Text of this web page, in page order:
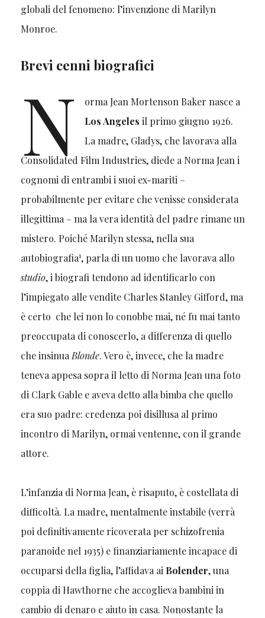
globali del fenomeno: l’invenzione di Marilyn
Monroe.
Brevi cenni biografici
N
orma Jean Mortenson Baker nasce a
Los Angeles il primo giugno 1926.
La madre, Gladys, che lavorava alla
Consolidated Film Industries, diede a Norma Jean i
cognomi di entrambi i suoi ex-mariti –
probabilmente per evitare che venisse considerata
illegittima – ma la vera identità del padre rimane un
mistero. Poiché Marilyn stessa, nella sua
autobiografia1, parla di un uomo che lavorava allo
studio, i biografi tendono ad identificarlo con
l’impiegato alle vendite Charles Stanley Gifford, ma
è certo che lei non lo conobbe mai, né fu mai tanto
preoccupata di conoscerlo, a differenza di quello
che insinuaBlonde. Vero è, invece, che la madre
teneva appesa sopra il letto di Norma Jean una foto
di Clark Gable e aveva detto alla bimba che quello
era suo padre: credenza poi disillusa al primo
incontro di Marilyn, ormai ventenne, con il grande
attore.
L’infanzia di Norma Jean, è risaputo, è costellata di
difficoltà. La madre, mentalmente instabile (verrà
poi definitivamente ricoverata per schizofrenia
paranoide nel 1935) e finanziariamente incapace di
occuparsi della figlia, l’affidava ai Bolender, una
coppia di Hawthorne che accoglieva bambini in
cambio di denaro e aiuto in casa. Nonostante la